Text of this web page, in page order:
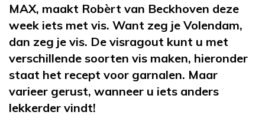
MAX, maakt Robèrt van Beckhoven deze
week iets met vis. Want zeg je Volendam,
dan zeg je vis. De visragout kunt u met
verschillende soorten vis maken, hieronder
staat het recept voor garnalen. Maar
varieer gerust, wanneer u iets anders
lekkerder vindt!